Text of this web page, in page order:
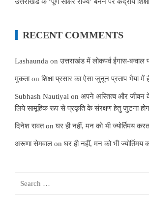
RECENT COMMENTS
Lashaunda onउत्तराखंड में लोकपर्व ईगास-
मुकताonशिक्षा प्रसार का ऐसा जुनून प्रताप भैया में
Subhash Nautiyal on अपने अस्तित्व और जीवन
लिये सामूहिक रूप से प्रकृति के संरक्षण हेतु जुटना
दिनेश रावतonघर ही नहीं, मन को भी ज्योर्तिमय
अरूणा सेमवाल onघर ही नहीं, मन को भी ज्योर्तिमय